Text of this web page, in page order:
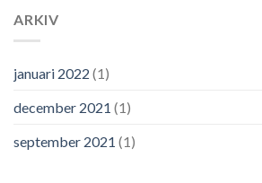
ARKIV
januari 2022 (1)
december 2021 (1)
september 2021 (1)